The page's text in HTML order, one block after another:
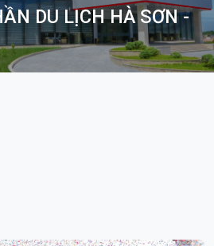
DU LỊCH HÀ SƠN -